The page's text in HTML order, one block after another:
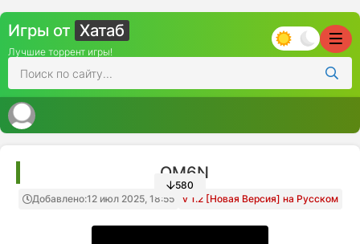
Игры от Хатаб
Лучшие торрент игры!
OM6N
Добавлено:12 июл 2025, 18:55 v 1.2 [Новая Версия] на Русском
580